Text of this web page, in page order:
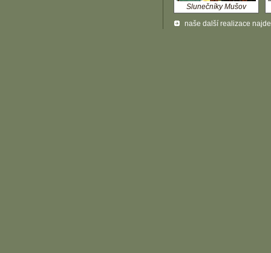
Slunečníky Mušov
naše další realizace